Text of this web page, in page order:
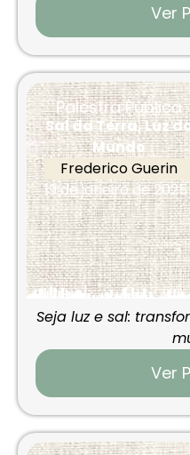
Ver
Palestra Pública
Sal da Terra, Luz
Mundo
Frederico Guerin
19 de janeiro de 2025
Seja luz e sal:
Ver